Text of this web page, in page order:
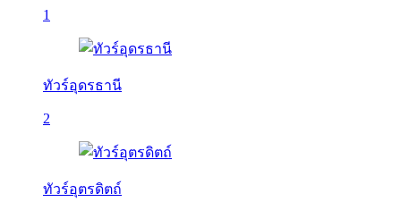
1
ทัวร์อุดรธานี
2
ทัวร์อุตรดิตถ์